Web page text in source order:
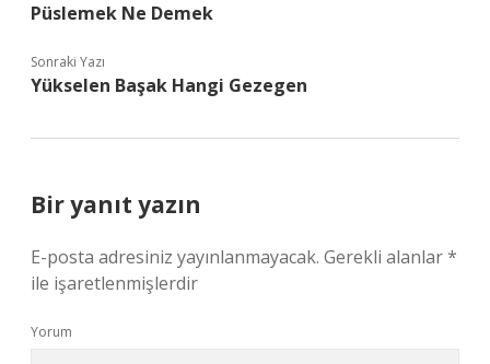
Püslemek Ne Demek
Sonraki Yazı
Yükselen Başak Hangi Gezegen
Bir yanıt yazın
E-posta adresiniz yayınlanmayacak. Gerekli alanlar*
ile işaretlenmişlerdir
Yorum